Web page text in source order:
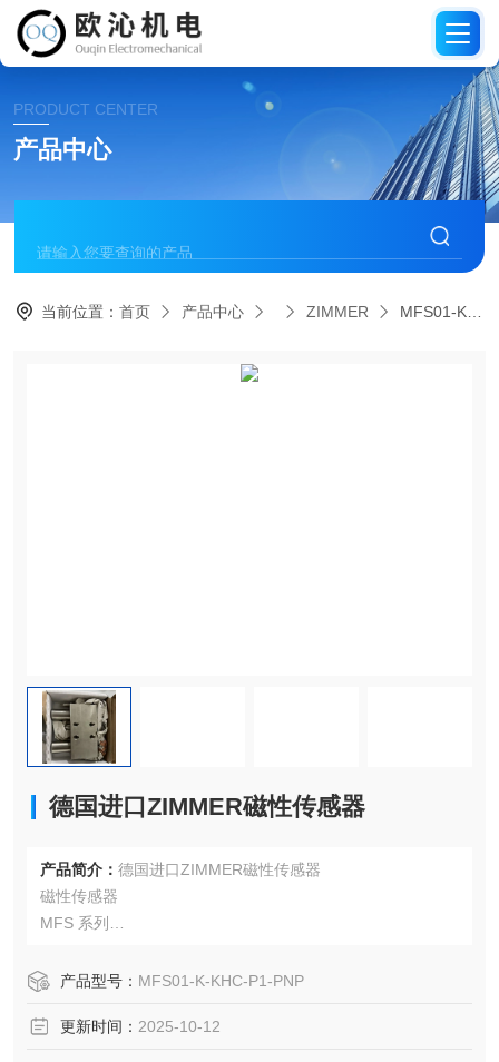
PRODUCT CENTER
产品中心
当前位置：首页 产品中心 ZIMMER MFS01-K-KHC-P1-PNP德国进口ZIMMER磁性传感器
德国进口ZIMMER磁性传感器
产品简介： 德国进口ZIMMER磁性传感器
磁性传感器
MFS 系列
易于通过控制元件进行教学
产品型号： MFS01-K-KHC-P1-PNP
更新时间： 2025-10-12